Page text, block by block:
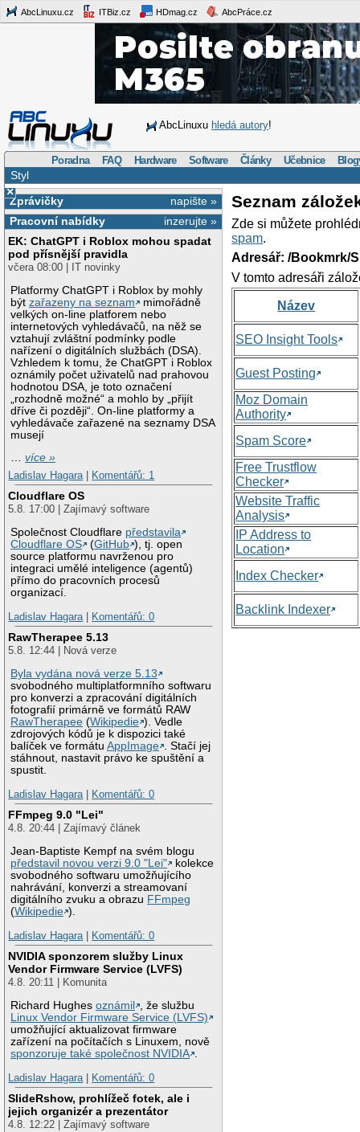
AbcLinuxu.cz ITBiz.cz HDmag.cz AbcPráce.cz
AbcLinuxu hledá autory!
Poradna FAQ Hardware Software Články Učebnice
Styl
×
napište »
Zprávičky
inzerujte »
Pracovní nabídky
EK: ChatGPT i Roblox mohou spadat
pod přísnější pravidla
včera 08:00 | IT novinky
Platformy ChatGPT i Roblox by mohly
býtzařazeny na seznam
mimořádně
velkých on-line platforem nebo
internetových vyhledávačů, na něž se
vztahují zvláštní podmínky podle
nařízení o digitálních službách (DSA).
Vzhledem k tomu, že ChatGPT i Roblox
oznámily počet uživatelů nad prahovou
hodnotou DSA, je toto označení
„rozhodně možné“ a mohlo by „přijít
dříve či později“. On-line platformy a
vyhledávače zařazené na seznamy DSA
musejí
…více »
Ladislav Hagara
Komentářů: 1
Cloudflare OS
5.8. 17:00 | Zajímavý software
Společnost Cloudflare představila
Cloudflare OS
(GitHub ), tj. open
source platformu navrženou pro
integraci umělé inteligence (agentů)
přímo do pracovních procesů
organizací.
Ladislav Hagara
Komentářů: 0
RawTherapee 5.13
5.8. 12:44 | Nová verze
Byla vydána nová verze 5.13
svobodného multiplatformního softwaru
pro konverzi a zpracování digitálních
fotografií primárně ve formátů RAW
RawTherapee (Wikipedie ). Vedle
zdrojových kódů je k dispozici také
balíček ve formátuAppImage . Stačí jej
stáhnout, nastavit právo ke spuštění a
spustit.
Ladislav Hagara
Komentářů: 0
FFmpeg 9.0 "Lei"
4.8. 20:44 | Zajímavý článek
Jean-Baptiste Kempf na svém blogu
představil novou verzi 9.0 "Lei"
kolekce
svobodného softwaru umožňujícího
nahrávání, konverzi a streamovaní
digitálního zvuku a obrazu FFmpeg
(Wikipedie ).
Ladislav Hagara
Komentářů: 0
NVIDIA sponzorem služby Linux
Vendor Firmware Service (LVFS)
4.8. 20:11 | Komunita
Richard Hughesoznámil
, že službu
Linux Vendor Firmware Service (LVFS)
umožňující aktualizovat firmware
zařízení na počítačích s Linuxem, nově
sponzoruje také společnost NVIDIA .
Ladislav Hagara | Komentářů: 0
SlideRshow, prohlížeč fotek, ale i
jejich organizér a prezentátor
4.8. 12:22 | Zajímavý software
Seznam
Zde si můžete
spam.
Adresář: /Bookmrk/
V tomto adresáři
Název
SEO Insight Tools
Guest Posting
Moz Domain
Authority
Spam Score
Free Trustflow
Checker
Website Traffic
Analysis
IP Address to
Location
Index Checker
Backlink Indexer